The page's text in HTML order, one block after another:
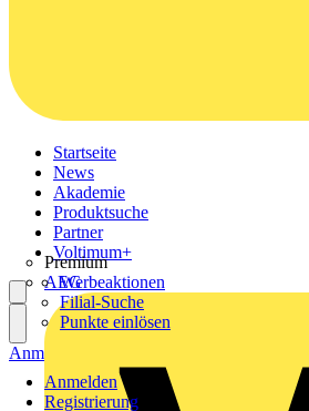
Startseite
News
Akademie
Produktsuche
Partner
Premium
AEG
Voltimum+
Werbeaktionen
Filial-Suche
Punkte einlösen
Anmelden
Registrierung
Anmelden